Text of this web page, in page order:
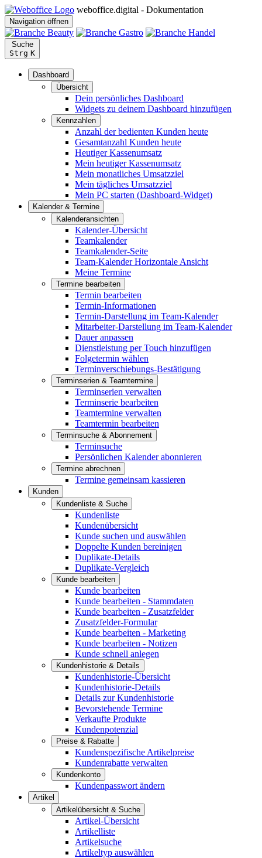
weboffice.digital - Dokumentation
Navigation öffnen
Suche
Strg K
Dashboard
Übersicht
Dein persönliches Dashboard
Widgets zu deinem Dashboard hinzufügen
Kennzahlen
Anzahl der bedienten Kunden heute
Gesamtanzahl Kunden heute
Heutiger Kassenumsatz
Mein heutiger Kassenumsatz
Mein monatliches Umsatzziel
Mein tägliches Umsatzziel
Mein PC starten (Dashboard-Widget)
Kalender & Termine
Kalenderansichten
Kalender-Übersicht
Teamkalender
Teamkalender-Seite
Team-Kalender Horizontale Ansicht
Meine Termine
Termine bearbeiten
Termin bearbeiten
Termin-Informationen
Termin-Darstellung im Team-Kalender
Mitarbeiter-Darstellung im Team-Kalender
Dauer anpassen
Dienstleistung per Touch hinzufügen
Folgetermin wählen
Terminverschiebungs-Bestätigung
Terminserien & Teamtermine
Terminserien verwalten
Terminserie bearbeiten
Teamtermine verwalten
Teamtermin bearbeiten
Terminsuche & Abonnement
Terminsuche
Persönlichen Kalender abonnieren
Termine abrechnen
Termine gemeinsam kassieren
Kunden
Kundenliste & Suche
Kundenliste
Kundenübersicht
Kunde suchen und auswählen
Doppelte Kunden bereinigen
Duplikate-Details
Duplikate-Vergleich
Kunde bearbeiten
Kunde bearbeiten
Kunde bearbeiten - Stammdaten
Kunde bearbeiten - Zusatzfelder
Zusatzfelder-Formular
Kunde bearbeiten - Marketing
Kunde bearbeiten - Notizen
Kunde schnell anlegen
Kundenhistorie & Details
Kundenhistorie-Übersicht
Kundenhistorie-Details
Details zur Kundenhistorie
Bevorstehende Termine
Verkaufte Produkte
Kundenpotenzial
Preise & Rabatte
Kundenspezifische Artikelpreise
Kundenrabatte verwalten
Kundenkonto
Kundenpasswort ändern
Artikel
Artikelübersicht & Suche
Artikel-Übersicht
Artikelliste
Artikelsuche
Artikeltyp auswählen